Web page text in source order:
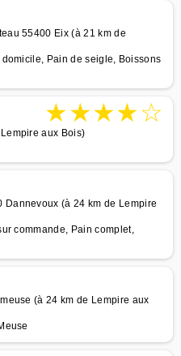
55400 Eix (à 21 km de
Pain de seigle, Boissons
★★★★☆
aux Bois)
(à 24 km de Lempire
commande, Pain complet,
(à 24 km de Lempire aux